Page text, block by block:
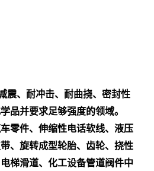
震、耐冲击、耐曲挠、密封性
品并要求足够强度的领域。
零件、 伸缩性电话软线、 液压
、旋转成型轮胎、齿轮、挠性
梯滑道、 化工设备管道阀件中